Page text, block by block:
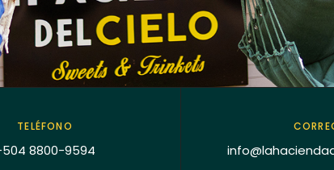
TELÉFONO
8800-9594